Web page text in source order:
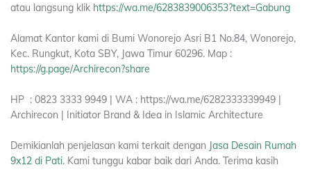
atau langsung klik https://wa.me/6283839006353?text=Gabung
Alamat Kantor kami di Bumi Wonorejo Asri B1 No.84, Wonorejo,
Kec. Rungkut, Kota SBY, Jawa Timur 60296. Map :
https://g.page/Archirecon?share
HP : 0823 3333 9949 | WA : https://wa.me/6282333339949 |
Archirecon | Initiator Brand & Idea in Islamic Architecture
Demikianlah penjelasan kami terkait dengan Jasa Desain Rumah
9x12 di Pati. Kami tunggu kabar baik dari Anda. Terima kasih